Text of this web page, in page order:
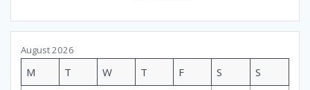
August 2026
M T W T F S
S